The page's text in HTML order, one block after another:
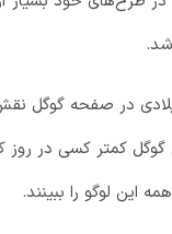
میلادی در صفحه
گوگل کمتر کسی در
این لوگو را ببینند.